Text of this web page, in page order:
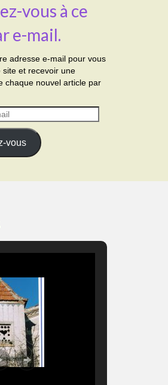
vous à ce
e-mail.
adresse e-mail pour vous
site et recevoir une
chaque nouvel article par
vous